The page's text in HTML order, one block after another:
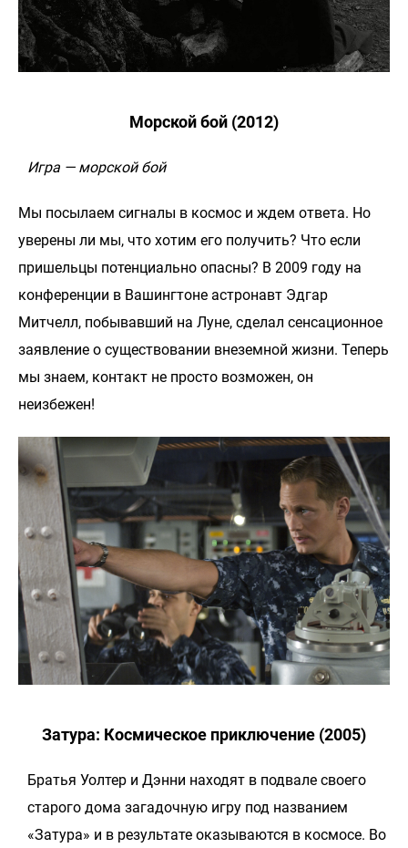
Морской бой (2012)
Игра — морской бой
Мы посылаем сигналы в космос и ждем ответа. Но
уверены ли мы, что хотим его получить? Что если
пришельцы потенциально опасны? В 2009 году на
конференции в Вашингтоне астронавт Эдгар
Митчелл, побывавший на Луне, сделал сенсационное
заявление о существовании внеземной жизни. Теперь
мы знаем, контакт не просто возможен, он
неизбежен!
Затура: Космическое приключение (2005)
Братья Уолтер и Дэнни находят в подвале своего
старого дома загадочную игру под названием
«Затура» и в результате оказываются в космосе. Во